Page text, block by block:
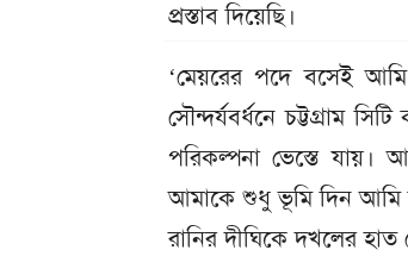
প্রস্তাব দিয়েছি।
‘মেয়রের পদে বসেই
সৌন্দর্যবর্ধনে চট্টগ্রাম
পরিকল্পনা ভেস্তে যায়।
আমাকে শুধু ভূমি দিন আমি
রানির দীঘিকে দখলের